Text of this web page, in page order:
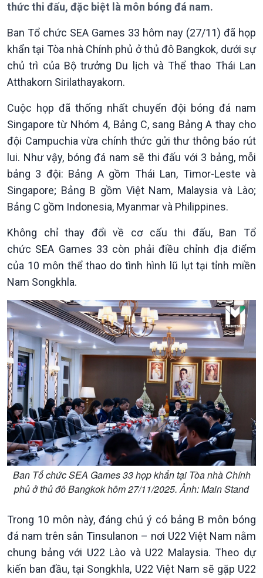
Chuyên mục
Chính trị
Tin Chính trị
Chính phủ với người dân
Quốc hội với cử tri
Đảng trong cuộc sống
Nhận diện sự thật
Pháp luật và đời sống
Thế giới
Tin thế giới
Vấn đề quốc tế
Hồ sơ sự kiện quốc tế
Biên cương - Một dải vững
bền
Kinh tế
Tin Kinh tế
Trước giờ mở cửa
Dòng chảy Kinh tế
Sức sống hàng Việt
Khởi nghiệp
Tuyên chiến với gian lận
Nông nghiệp & Biển đảo
Tin Nông nghiệp & Biển
đảo
Mùa vàng
Biển đảo Việt Nam
Tâm tình biên giới và hải
đảo
Nam
thức thi đấu, đặc biệt là môn bóng đá nam.
Ban Tổ chức SEA Games 33 hôm nay (27/11) đã họp
khẩn tại Tòa nhà Chính phủ ở thủ đô Bangkok, dưới sự
chủ trì của Bộ trưởng Du lịch và Thể thao Thái Lan
Atthakorn Sirilathayakorn.
Cuộc họp đã thống nhất chuyển đội bóng đá nam
Singapore từ Nhóm 4, Bảng C, sang Bảng A thay cho
đội Campuchia vừa chính thức gửi thư thông báo rút
lui. Như vậy, bóng đá nam sẽ thi đấu với 3 bảng, mỗi
bảng 3 đội: Bảng A gồm Thái Lan, Timor-Leste và
Singapore; Bảng B gồm Việt Nam, Malaysia và Lào;
Bảng C gồm Indonesia, Myanmar và Philippines.
Không chỉ thay đổi về cơ cấu thi đấu, Ban Tổ
chức SEA Games 33 còn phải điều chỉnh địa điểm
của 10 môn thể thao do tình hình lũ lụt tại tỉnh miền
Nam Songkhla.
Ban Tổ chức SEA Games 33 họp khẩn tại Tòa nhà Chính
phủ ở thủ đô Bangkok hôm 27/11/2025. Ảnh: Main Stand
Trong 10 môn này, đáng chú ý có bảng B môn bóng
đá nam trên sân Tinsulanon – nơi U22 Việt Nam nằm
chung bảng với U22 Lào và U22 Malaysia. Theo dự
kiến ban đầu, tại Songkhla, U22 Việt Nam sẽ gặp U22